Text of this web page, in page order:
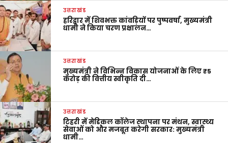
उत्तराखंड
हरिद्वार में शिवभक्त कांवड़ियों पर पुष्पवर्षा, मुख्यमंत्री
धामी ने किया चरण प्रक्षालन…
उत्तराखंड
मुख्यमंत्री ने विभिन्न विकास योजनाओं के लिए ₹5
करोड़ की वित्तीय स्वीकृति दी…
उत्तराखंड
टिहरी में मेडिकल कॉलेज स्थापना पर मंथन, स्वास्थ्य
सेवाओं को और मजबूत करेगी सरकार: मुख्यमंत्री
धामी…